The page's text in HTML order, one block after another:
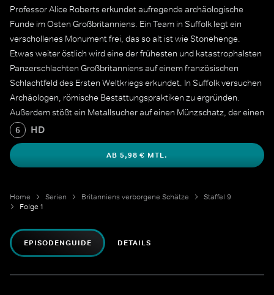
Professor Alice Roberts erkundet aufregende archäologische
Funde im Osten Großbritanniens. Ein Team in Suffolk legt ein
verschollenes Monument frei, das so alt ist wie Stonehenge.
Etwas weiter östlich wird eine der frühesten und katastrophalsten
Panzerschlachten Großbritanniens auf einem französischen
Schlachtfeld des Ersten Weltkriegs erkundet. In Suffolk versuchen
Archäologen, römische Bestattungspraktiken zu ergründen.
Außerdem stößt ein Metallsucher auf einen Münzschatz, der einen
Einblick in die Auswirkungen des englischen Bürgerkriegs auf das
Leben der einfachen Leute gibt.
6 HD
AB 5,98 € MTL.
Home Serien Britanniens verborgene Schätze
Staffel 9
Folge 1
EPISODENGUIDE DETAILS